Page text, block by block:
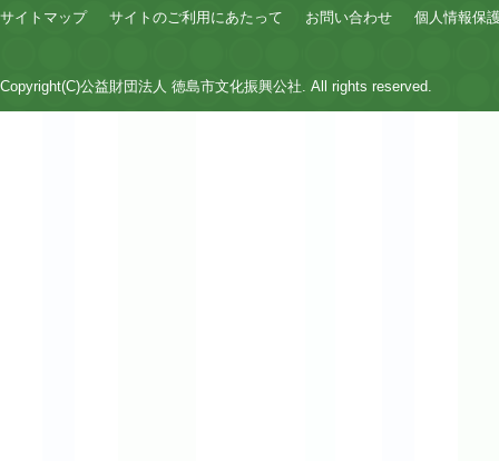
サイトマップ サイトのご利用にあたって お問い合わせ 個人情報保
Copyright(C)公益財団法人 徳島市文化振興公社. All rights reserved.